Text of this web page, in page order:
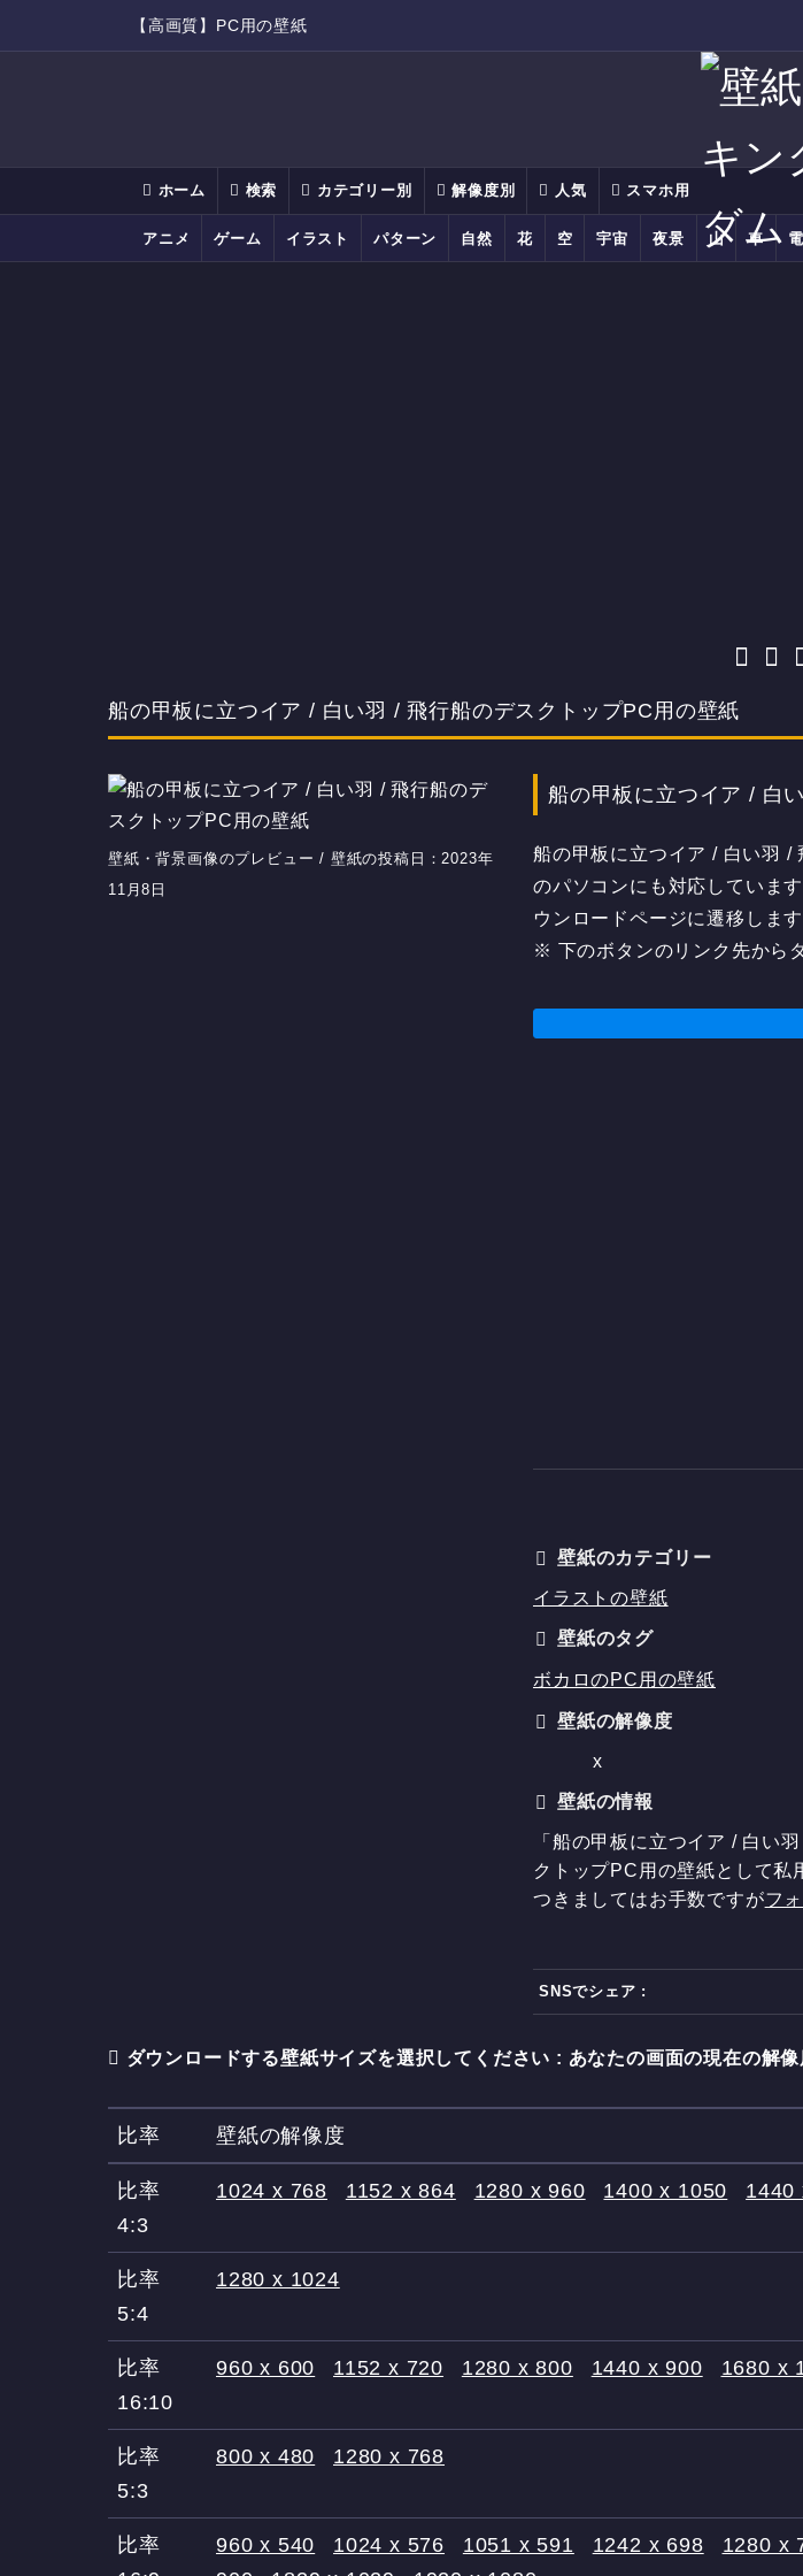
【高画質】PC用の壁紙
ホーム 検索 カテゴリー別 解像度別 人気 スマホ用
アニメ ゲーム イラスト パターン 自然 花 空 宇宙 夜景 山 車
船の甲板に立つイア / 白い羽 / 飛行船のデスクトップPC用の壁紙
壁紙・背景画像のプレビュー / 壁紙の投稿日：2023年
11月8日
船の甲板に立つイア / 白
船の甲板に立つイア / 白い羽 /
のパソコンにも対応していま
ウンロードページに遷移しま
※ 下のボタンのリンク先から
壁紙のカテゴリー
イラストの壁紙
壁紙のタグ
ボカロのPC用の壁紙
壁紙の解像度
x
壁紙の情報
「船の甲板に立つイア / 白い
クトップPC用の壁紙として私
つきましてはお手数ですがフ
SNSでシェア :
ダウンロードする壁紙サイズを選択してください : あなたの画面の現在の解像
比率 壁紙の解像度
比率
4:3
1024 x 768 1152 x 864 1280 x 960 1400 x 1050 1440
比率
5:4
1280 x 1024
比率
16:10
960 x 600 1152 x 720 1280 x 800 1440 x 900 1680 x
比率
5:3
800 x 480 1280 x 768
比率
960 x 540 1024 x 576 1051 x 591 1242 x 698 1280 x